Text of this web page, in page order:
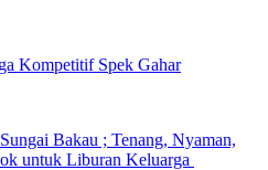
Kompetitif Spek Gahar
Bakau ; Tenang, Nyaman,
untuk Liburan Keluarga